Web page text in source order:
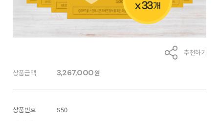
추천하기
상품금액 3,267,000원
상품번호
S50